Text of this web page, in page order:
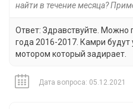
найти в течение месяца?
Ответ: Здравствуйте. Можно
года 2016-2017. Камри
мотором который задирает.
Дата вопроса: 05.12.2021